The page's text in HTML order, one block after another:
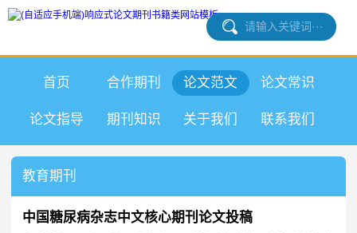
首页 合作期刊 论文范文 论文常识
论文指导 期刊知识 关于我们 联系我们
教育期刊
中国糖尿病杂志中文核心期刊论文投稿